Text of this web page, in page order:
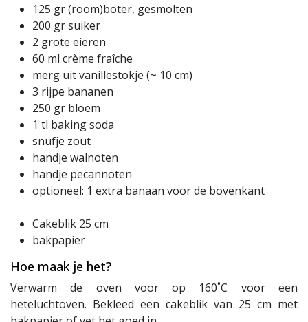
125 gr (room)boter, gesmolten
200 gr suiker
2 grote eieren
60 ml crème fraîche
merg uit vanillestokje (~ 10 cm)
3 rijpe bananen
250 gr bloem
1 tl baking soda
snufje zout
handje walnoten
handje pecannoten
optioneel: 1 extra banaan voor de bovenkant
Cakeblik 25 cm
bakpapier
Hoe maak je het?
Verwarm de oven voor op 160˚C voor een
heteluchtoven. Bekleed een cakeblik van 25 cm met